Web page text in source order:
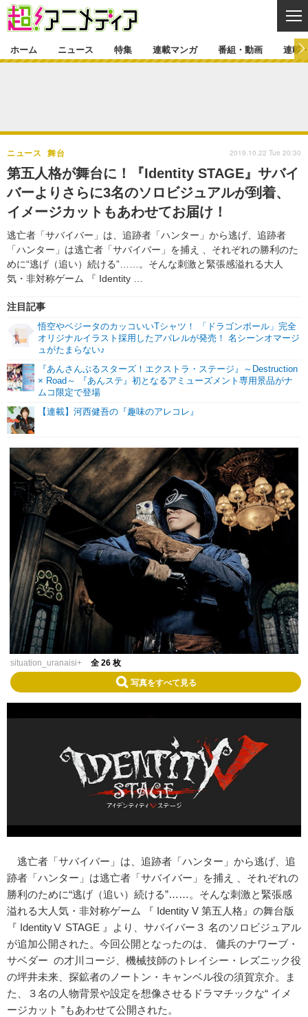
ゲーム・アプリ マンガ
グッズ イベント
声優 コスプレ
舞台 新帝スタ
特集一覧 カバー
ラキりす
連載マンガ
連載マンガ一覧
番組・動画
番組・動画一覧 ラジオ
動画
連載・ブログ
連載・ブログ一覧
編集部ブログ・お知らせ
ホーム ニュース 特集 連載マンガ 番組・動画 連載
第五人格が舞台に！『Identity STAGE』サバイ
バーよりさらに3名のソロビジュアルが到着、
イメージカットもあわせてお届け！
逃亡者「サバイバー」は、追跡者「ハンター」から逃げ、追跡者
「ハンター」は逃亡者「サバイバー」を捕え 、それぞれの勝利のた
めに“逃げ（追い）続ける”……。そんな刺激と緊張感溢れる大人
気・非対称ゲーム 『 Identity …
ニュース 舞台
注目記事
悟空やベジータのカッコいいTシャツ！ 「ドラゴンボール」完全
オリジナルイラスト採用したアパレルが発売！ 名シーンオマージ
ュがたまらない♪
『あんさんぶるスターズ！エクストラ・ステージ』～Destruction
× Road～ 『あんステ』初となるアミューズメント専用景品がナ
ムコ限定で登場
【連載】河西健吾の『趣味のアレコレ』
2019.10.22 Tue 20:30
situation_uranaisi+ 全 26 枚
写真をすべて見る
逃亡者「サバイバー」は、追跡者「ハンター」から逃げ、追
跡者「ハンター」は逃亡者「サバイバー」を捕え 、それぞれの
勝利のために“逃げ（追い）続ける”……。そんな刺激と緊張感
溢れる大人気・非対称ゲーム 『 Identity V 第五人格』の舞台版
『 IdentityⅤ STAGE 』より、サバイバー３ 名のソロビジュアル
が追加公開された。今回公開となったのは、 傭兵のナワーブ・
サベダー の才川コージ、機械技師のトレイシー・レズニック役
の坪井未来、探鉱者のノートン・キャンベル役の須賀京介。ま
た、３名の人物背景や設定を想像させるドラマチックな“ イメ
ージカット ”もあわせて公開された。